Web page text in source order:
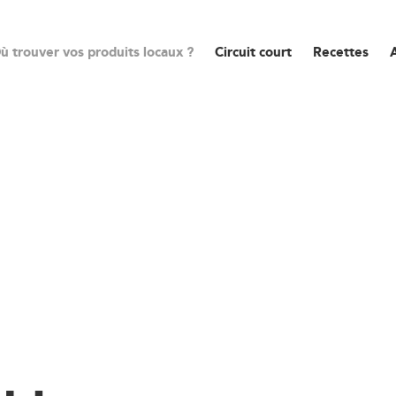
trouver vos produits locaux ? Circuit court Recettes